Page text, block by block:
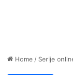
Home / Serije